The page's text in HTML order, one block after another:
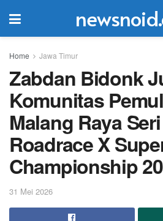
Home Jawa Timur
Zabdan Bidonk
Komunitas
Malang Raya
Roadrace X
Championship
31 Mei 2026